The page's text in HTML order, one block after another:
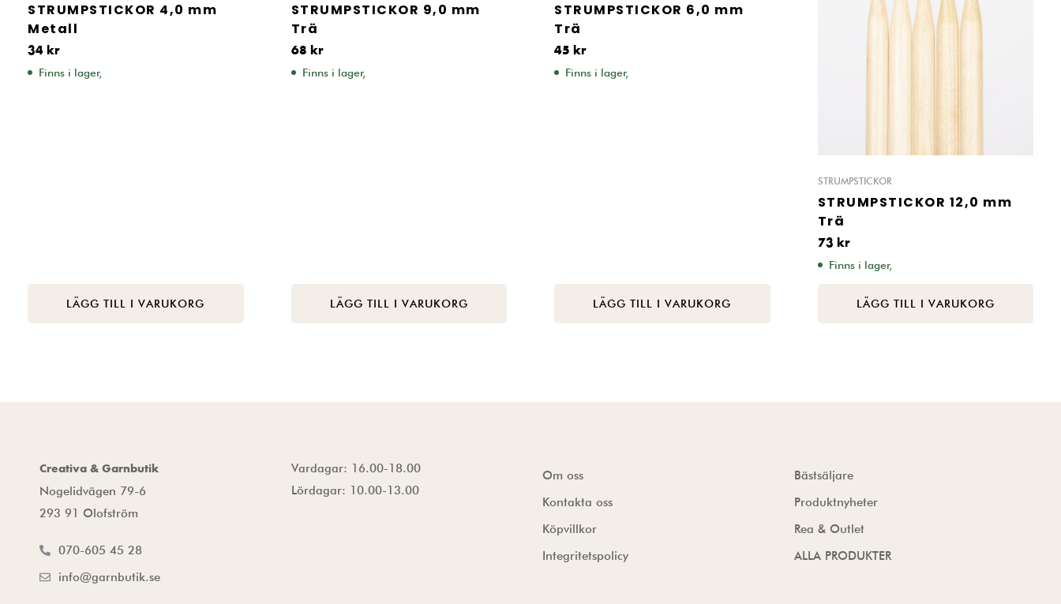
STRUMPSTICKOR 4,0 mm
Metall
34 kr
Finns i lager,
LÄGG TILL I VARUKORG
STRUMPSTICKOR 9,0 mm
Trä
68 kr
Finns i lager,
LÄGG TILL I VARUKORG
STRUMPSTICKOR 6,0 mm
Trä
45 kr
Finns i lager,
LÄGG TILL I VARUKORG
STRUMPSTICKOR
STRUMPSTICKOR 12,0 mm
Trä
73 kr
Finns i lager,
LÄGG TILL I VARUKORG
Creativa & Garnbutik
Nogelidvägen 79-6
293 91 Olofström
070-605 45 28
info@garnbutik.se
Vardagar: 16.00-18.00
Lördagar: 10.00-13.00
Om oss
Kontakta oss
Köpvillkor
Integritetspolicy
Bästsäljare
Produktnyheter
Rea & Outlet
ALLA PRODUKTER